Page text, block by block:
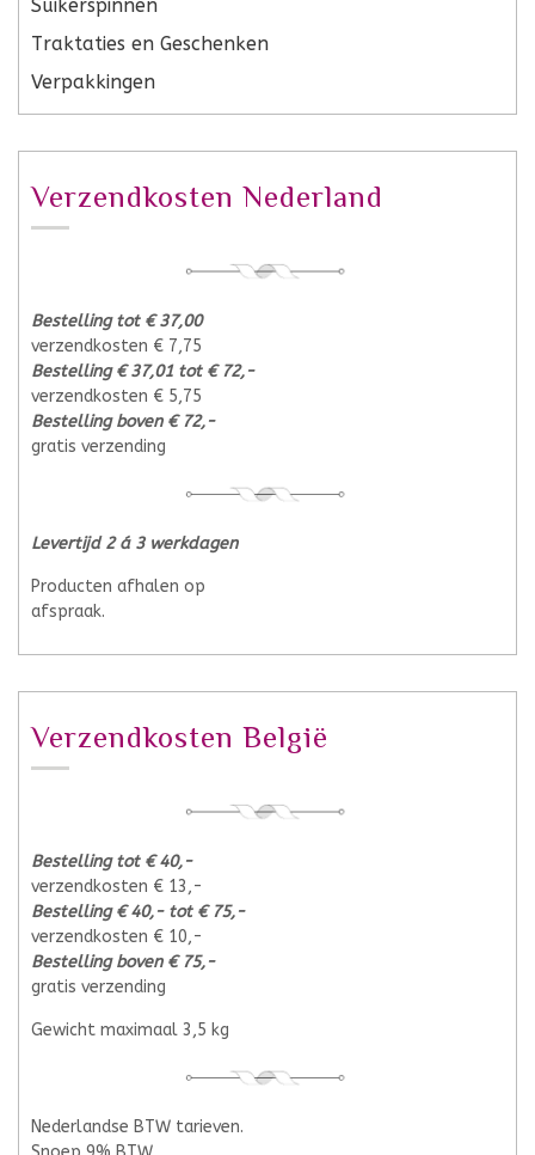
Suikerspinnen
Traktaties en Geschenken
Verpakkingen
Verzendkosten Nederland
Bestelling tot € 37,00
verzendkosten € 7,75
Bestelling € 37,01 tot € 72,-
verzendkosten € 5,75
Bestelling boven € 72,-
gratis verzending
Levertijd 2 á 3 werkdagen
Producten afhalen op
afspraak.
Verzendkosten België
Bestelling tot € 40,-
verzendkosten € 13,-
Bestelling € 40,- tot € 75,-
verzendkosten € 10,-
Bestelling boven € 75,-
gratis verzending
Gewicht maximaal 3,5 kg
Nederlandse BTW tarieven.